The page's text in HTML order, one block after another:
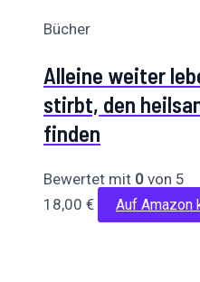
Bücher
Alleine weiter
stirbt, den
finden
Bewertet mit 0 von 5
18,00 € Auf Amazon